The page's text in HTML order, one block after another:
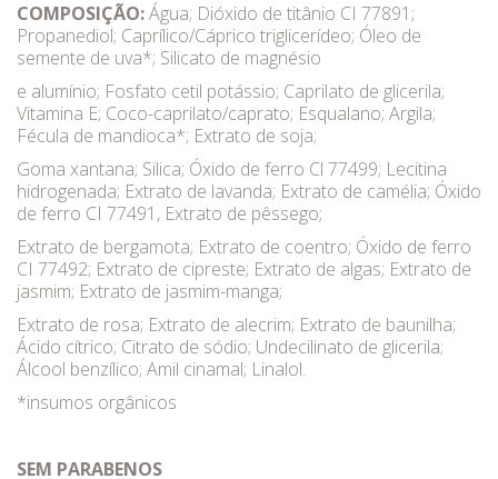
COMPOSIÇÃO:Água; Dióxido de titânio CI 77891;
Propanediol; Caprílico/Cáprico triglicerídeo; Óleo de
semente de uva*; Silicato de magnésio
e alumínio; Fosfato cetil potássio; Caprilato de glicerila;
Vitamina E; Coco-caprilato/caprato; Esqualano; Argila;
Fécula de mandioca*; Extrato de soja;
Goma xantana; Silica; Óxido de ferro Cl 77499; Lecitina
hidrogenada; Extrato de lavanda; Extrato de camélia; Óxido
de ferro CI 77491, Extrato de pêssego;
Extrato de bergamota; Extrato de coentro; Óxido de ferro
CI 77492; Extrato de cipreste; Extrato de algas; Extrato de
jasmim; Extrato de jasmim-manga;
Extrato de rosa; Extrato de alecrim; Extrato de baunilha;
Ácido cítrico; Citrato de sódio; Undecilinato de glicerila;
Álcool benzílico; Amil cinamal; Linalol.
*insumos orgânicos
SEM PARABENOS